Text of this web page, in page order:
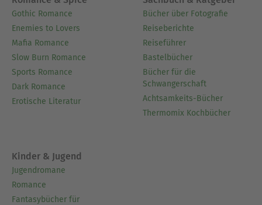
Gothic Romance
Enemies to Lovers
Mafia Romance
Slow Burn Romance
Sports Romance
Dark Romance
Erotische Literatur
Bücher über Fotografie
Reiseberichte
Reiseführer
Bastelbücher
Bücher für die
Schwangerschaft
Achtsamkeits-Bücher
Thermomix Kochbücher
Kinder & Jugend
Jugendromane
Romance
Fantasybücher für